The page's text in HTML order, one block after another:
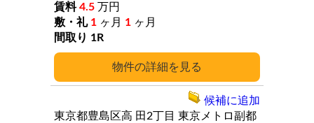
詳細
4.5 万円
1 ヶ月 1 ヶ月
1R
東京都豊島区高 田2丁目 東京メトロ副都
候補に追加